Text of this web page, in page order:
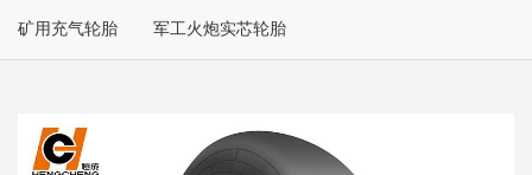
矿用充气轮胎 军工火炮实芯轮胎